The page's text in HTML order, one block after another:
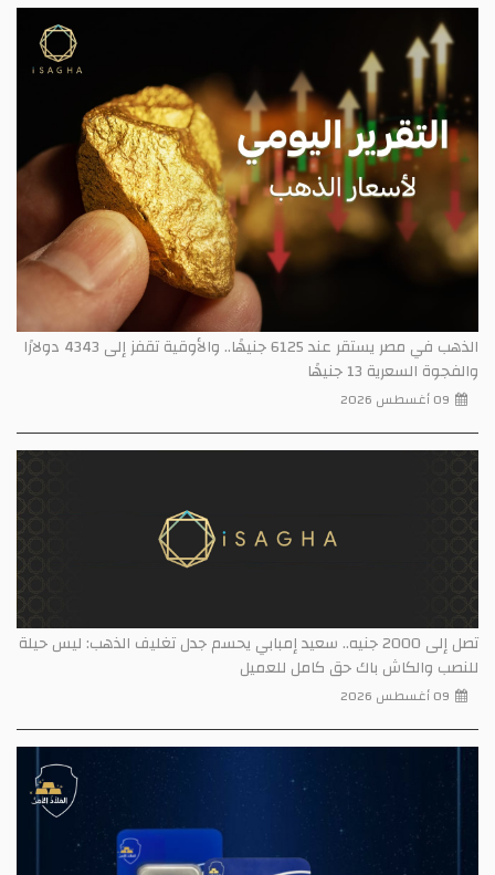
الذهب في مصر يستقر عند 6125 جنيهًا.. والأوقية تقفز إلى 4343 دولارًا
والفجوة السعرية 13 جنيهًا
09 أغسطس 2026
تصل إلى 2000 جنيه.. سعيد إمبابي يحسم جدل تغليف الذهب: ليس حيلة
للنصب والكاش باك حق كامل للعميل
09 أغسطس 2026